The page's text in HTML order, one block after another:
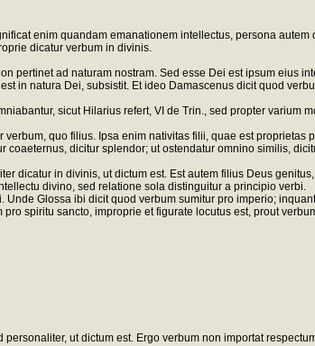
enim quandam emanationem intellectus, persona
dicatur verbum in divinis.
ad naturam nostram. Sed esse Dei est ipsum eius
in natura Dei, subsistit. Et ideo Damascenus dicit quod
sicut Hilarius refert, VI de Trin., sed propter varium
quo filius. Ipsa enim nativitas filii, quae est
dicitur splendor; ut ostendatur omnino similis,
in divinis, ut dictum est. Est autem filius Deus
divino, sed relatione sola distinguitur a principio verbi.
Glossa ibi dicit quod verbum sumitur pro imperio;
spiritu sancto, improprie et figurate locutus est, prout
ut dictum est. Ergo verbum non importat